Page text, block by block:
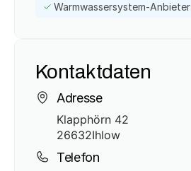
Warmwassersystem-Anbieter
Kontaktdaten
Adresse
Klapphörn 42
26632Ihlow
Telefon